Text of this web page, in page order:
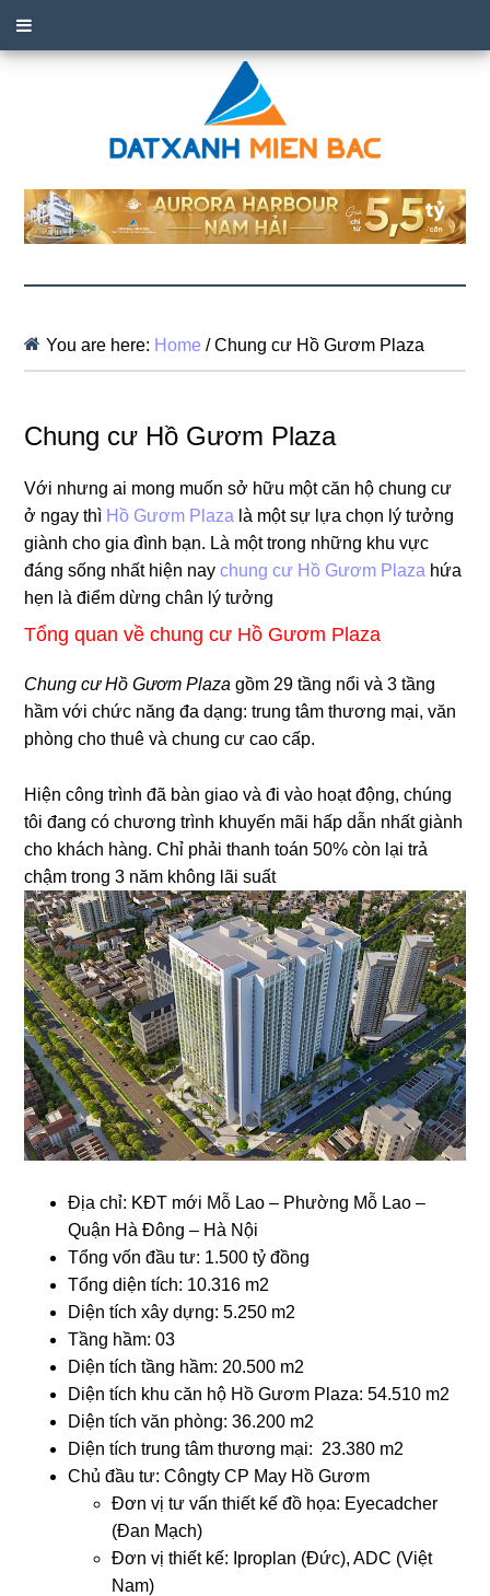
You are here: Home /Chung cư Hồ Gươm Plaza
Chung cư Hồ Gươm Plaza
Với nhưng ai mong muốn sở hữu một căn hộ chung cư
ở ngay thì Hồ Gươm Plaza là một sự lựa chọn lý tưởng
giành cho gia đình bạn. Là một trong những khu vực
đáng sống nhất hiện naychung cư Hồ Gươm Plaza hứa
hẹn là điểm dừng chân lý tưởng
Tổng quan về chung cư Hồ Gươm Plaza
Chung cư Hồ Gươm Plaza gồm 29 tầng nổi và 3 tầng
hầm với chức năng đa dạng: trung tâm thương mại, văn
phòng cho thuê và chung cư cao cấp.
Hiện công trình đã bàn giao và đi vào hoạt động, chúng
tôi đang có chương trình khuyến mãi hấp dẫn nhất giành
cho khách hàng. Chỉ phải thanh toán 50% còn lại trả
chậm trong 3 năm không lãi suất
Địa chỉ: KĐT mới Mỗ Lao – Phường Mỗ Lao –
Quận Hà Đông – Hà Nội
Tổng vốn đầu tư: 1.500 tỷ đồng
Tổng diện tích: 10.316 m2
Diện tích xây dựng: 5.250 m2
Tầng hầm: 03
Diện tích tầng hầm: 20.500 m2
Diện tích khu căn hộ Hồ Gươm Plaza: 54.510 m2
Diện tích văn phòng: 36.200 m2
Diện tích trung tâm thương mại: 23.380 m2
Chủ đầu tư: Côngty CP May Hồ Gươm
Đơn vị tư vấn thiết kế đồ họa: Eyecadcher
(Đan Mạch)
Đơn vị thiết kế: Iproplan (Đức), ADC (Việt
Nam)